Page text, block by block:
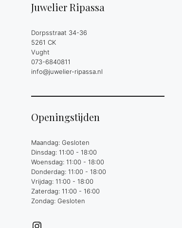
Juwelier Ripassa
Dorpsstraat 34-36
5261 CK
Vught
073-6840811
info@juwelier-ripassa.nl
Openingstijden
Maandag: Gesloten
Dinsdag: 11:00 - 18:00
Woensdag: 11:00 - 18:00
Donderdag: 11:00 - 18:00
Vrijdag: 11:00 - 18:00
Zaterdag: 11:00 - 16:00
Zondag: Gesloten